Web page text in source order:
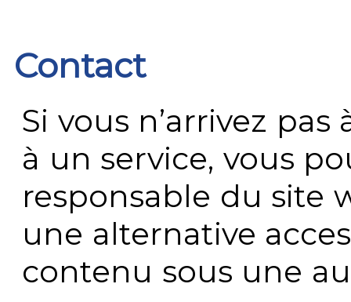
Contact
Si vous n’arrivez
à un service, vous
responsable du site
une alternative
contenu sous une